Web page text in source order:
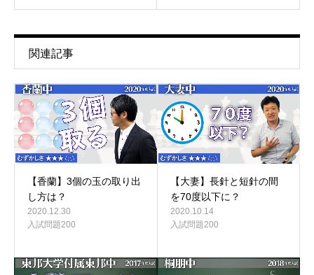
関連記事
【香蘭】3個の玉の取り出
し方は？
2020.12.30
入試問題200
【大妻】長針と短針の間
を70度以下に？
2020.10.14
入試問題200